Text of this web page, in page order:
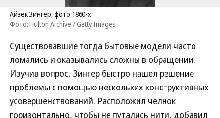
Айзек Зингер, фото 1860-х
Фото: Hulton Archive / Getty Images
Существовавшие тогда бытовые модели часто
ломались и оказывались сложны в обращении.
Изучив вопрос, Зингер быстро нашел решение
проблемы с помощью нескольких конструктивных
усовершенствований. Расположил челнок
горизонтально, чтобы не путались нити, добавил